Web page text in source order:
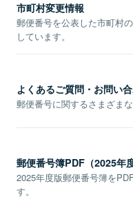
市町村変更情報
郵便番号を公表した市町村
しています。
よくあるご質問・お問い
郵便番号に関するさまざま
郵便番号簿PDF（2025年
2025年度版郵便番号簿を
す。